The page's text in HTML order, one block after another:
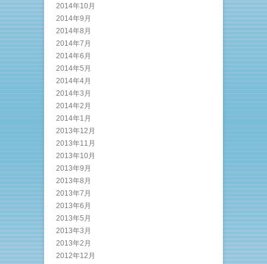
2014年10月
2014年9月
2014年8月
2014年7月
2014年6月
2014年5月
2014年4月
2014年3月
2014年2月
2014年1月
2013年12月
2013年11月
2013年10月
2013年9月
2013年8月
2013年7月
2013年6月
2013年5月
2013年3月
2013年2月
2012年12月